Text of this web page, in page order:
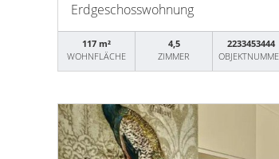
Erdgeschosswohnung
117 m²
WOHNFLÄCHE
4,5
ZIMMER
2233453444